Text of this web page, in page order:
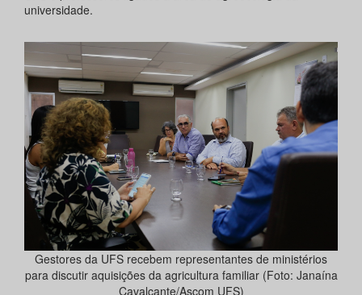
universidade.
Gestores da UFS recebem representantes de ministérios
para discutir aquisições da agricultura familiar (Foto: Janaína
Cavalcante/Ascom UFS)